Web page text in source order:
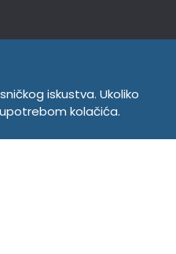
iskustva. Ukoliko
kolačića.